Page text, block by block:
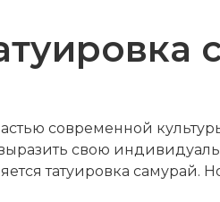
современной
свою
татуировка самурай.